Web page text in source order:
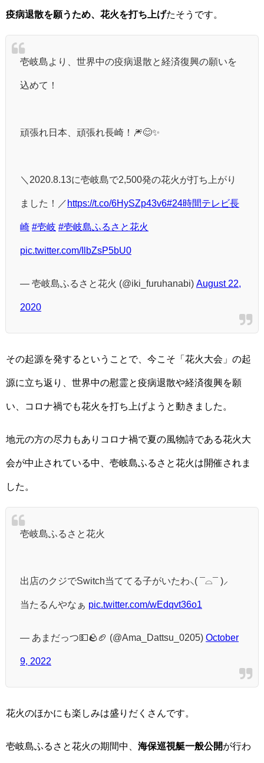
疫病退散を願うため、花火を打ち上げたそうです。
壱岐島より、世界中の疫病退散と経済復興の願いを
込めて！
頑張れ日本、頑張れ長崎！🎆😊✨
＼2020.8.13に壱岐島で2,500発の花火が打ち上がり
ました！／ https://t.co/6HySZp43v6#24時間テレビ長
崎 #壱岐 #壱岐島ふるさと花火
pic.twitter.com/IlbZsP5bU0
— 壱岐島ふるさと花火 (@iki_furuhanabi) August 22,
2020
その起源を発するということで、今こそ「花火大会」の起
源に立ち返り、世界中の慰霊と疫病退散や経済復興を願
い、コロナ禍でも花火を打ち上げようと動きました。
地元の方の尽力もありコロナ禍で夏の風物詩である花火大
会が中止されている中、壱岐島ふるさと花火は開催されま
した。
壱岐島ふるさと花火
出店のクジでSwitch当ててる子がいたわ⸜( ¯⌓¯ )⸝
当たるんやなぁ pic.twitter.com/wEdqvt36o1
— あまだっつ💵🪨🏈 (@Ama_Dattsu_0205) October
9, 2022
花火のほかにも楽しみは盛りだくさんです。
壱岐島ふるさと花火の期間中、 海保巡視艇一般公開が行わ